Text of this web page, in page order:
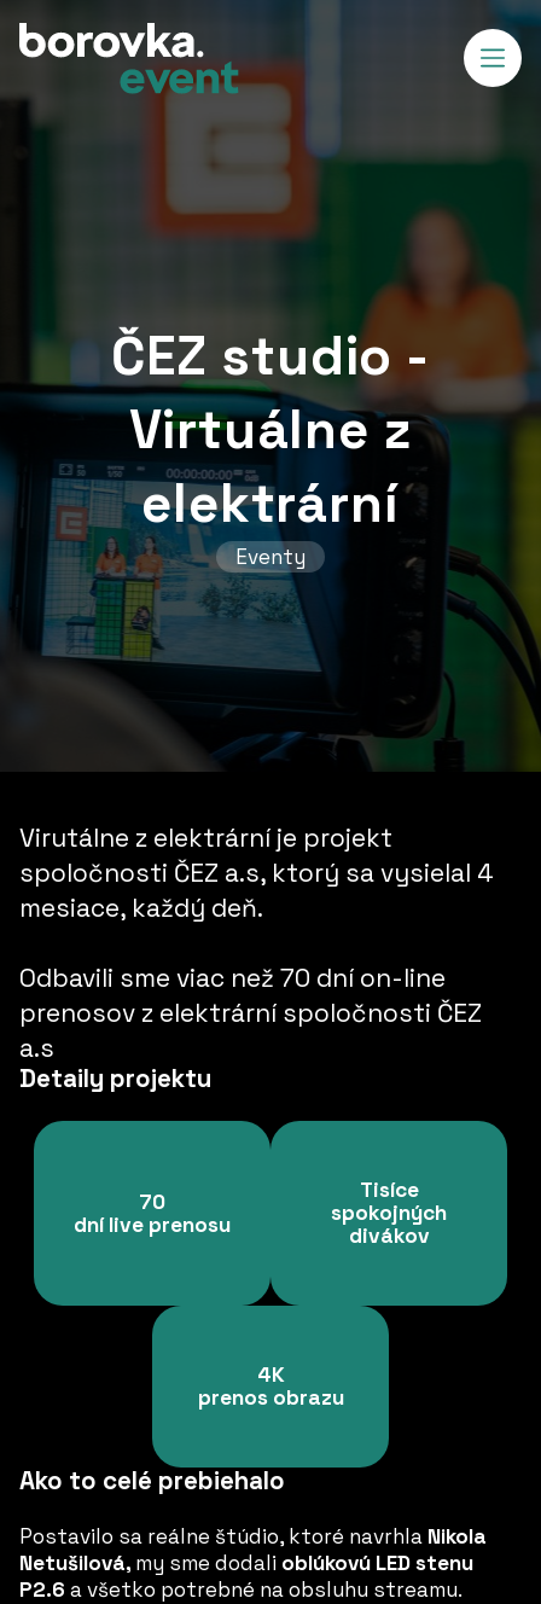
ČEZ studio -
Virtuálne z
elektrární
Eventy
Virutálne z elektrární je projekt
spoločnosti ČEZ a.s, ktorý sa vysielal 4
mesiace, každý deň.
Odbavili sme viac než 70 dní on-line
prenosov z elektrární spoločnosti ČEZ
a.s
Detaily projektu
70
dní live prenosu
Tisíce
spokojných
divákov
4K
prenos obrazu
Ako to celé prebiehalo
Postavilo sa reálne štúdio, ktoré navrhla Nikola
Netušilová, my sme dodali oblúkovú LED stenu
P2.6 a všetko potrebné na obsluhu streamu.